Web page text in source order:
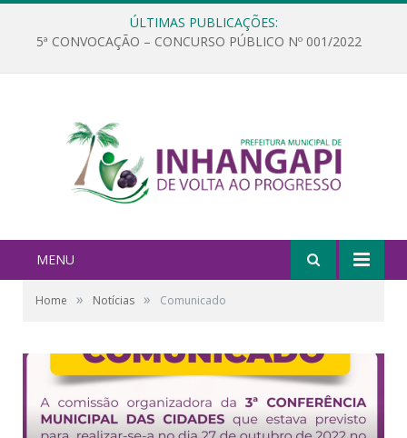
ÚLTIMAS PUBLICAÇÕES:
5ª CONVOCAÇÃO – CONCURSO PÚBLICO Nº 001/2022
MENU
Home » Notícias » Comunicado